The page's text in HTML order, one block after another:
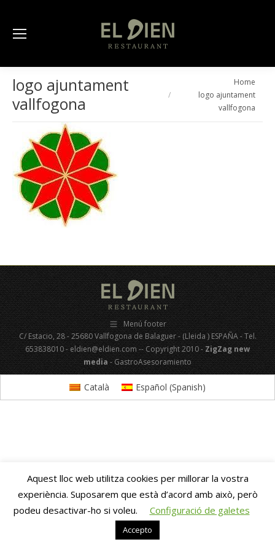
logo ajuntament
vallfogona
Home
logo ajuntament
vallfogona
Menú footer
C/ Estacio, 28 - 25680 Vallfogona de Balaguer - (Lleida ) ESPAÑA - Tel.
653838010 - eldien@eldien.com -- Copyright 2010 -ZigZag new
media- GastroAsesoramiento
Aquest lloc web utilitza cookies per millorar la vostra
experiència. Suposarem que està d’acord amb això, però
podeu desactivar-ho si voleu.
Configuració de galetes
Accepto
Català Español (Spanish)